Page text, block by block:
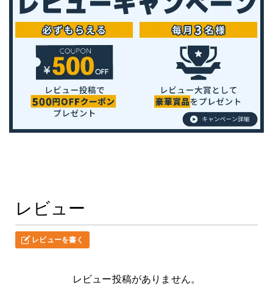
レビュー
レビューを書く
レビュー投稿がありません。